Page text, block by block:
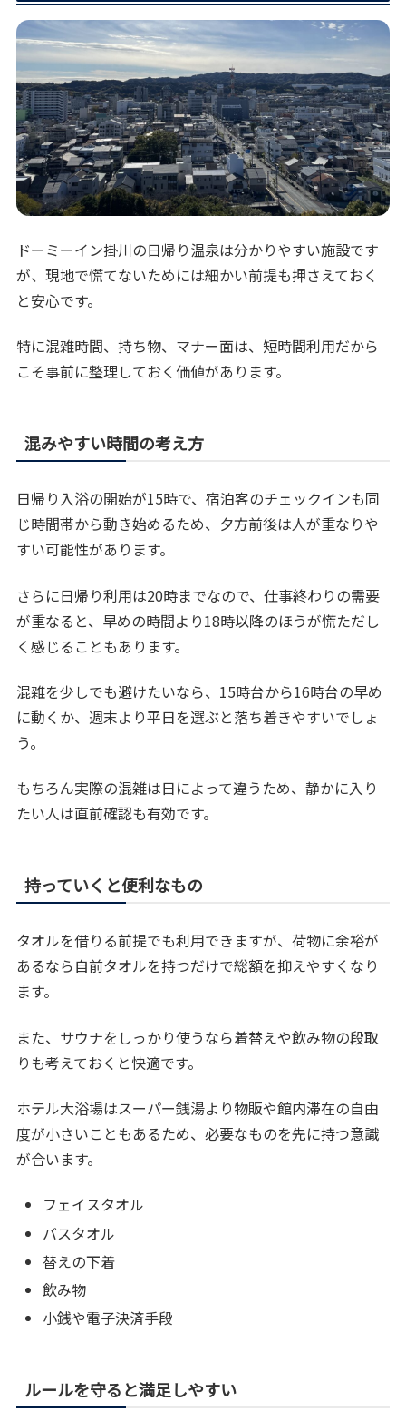
ドーミーイン掛川の日帰り温泉は分かりやすい施設です
が、現地で慌てないためには細かい前提も押さえておく
と安心です。
特に混雑時間、持ち物、マナー面は、短時間利用だから
こそ事前に整理しておく価値があります。
混みやすい時間の考え方
日帰り入浴の開始が15時で、宿泊客のチェックインも同
じ時間帯から動き始めるため、夕方前後は人が重なりや
すい可能性があります。
さらに日帰り利用は20時までなので、仕事終わりの需要
が重なると、早めの時間より18時以降のほうが慌ただし
く感じることもあります。
混雑を少しでも避けたいなら、15時台から16時台の早め
に動くか、週末より平日を選ぶと落ち着きやすいでしょ
う。
もちろん実際の混雑は日によって違うため、静かに入り
たい人は直前確認も有効です。
持っていくと便利なもの
タオルを借りる前提でも利用できますが、荷物に余裕が
あるなら自前タオルを持つだけで総額を抑えやすくなり
ます。
また、サウナをしっかり使うなら着替えや飲み物の段取
りも考えておくと快適です。
ホテル大浴場はスーパー銭湯より物販や館内滞在の自由
度が小さいこともあるため、必要なものを先に持つ意識
が合います。
フェイスタオル
バスタオル
替えの下着
飲み物
小銭や電子決済手段
ルールを守ると満足しやすい